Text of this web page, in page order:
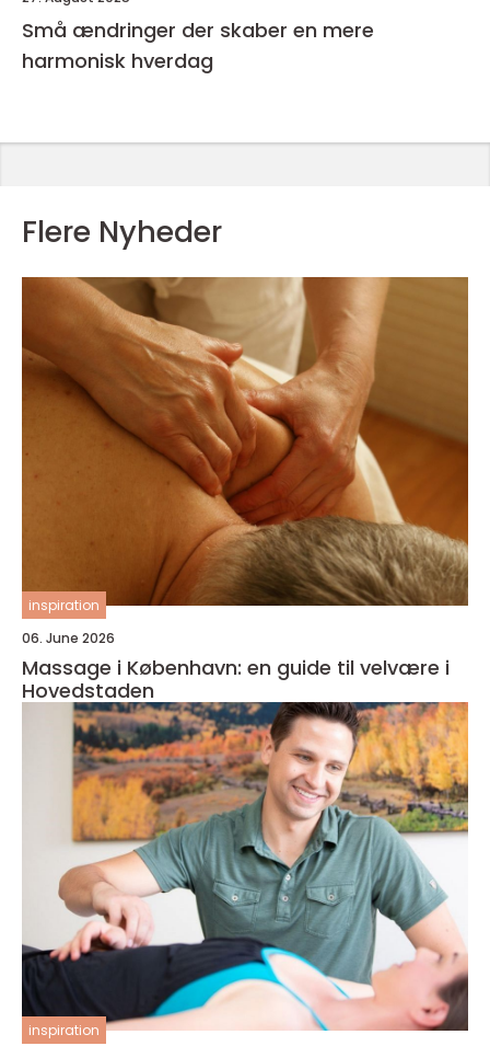
Små ændringer der skaber en mere
harmonisk hverdag
Flere Nyheder
inspiration
06. June 2026
Massage i København: en guide til velvære i
Hovedstaden
inspiration